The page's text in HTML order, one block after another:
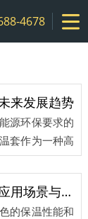
4678
来发展趋势
源环保要求的
套作为一种高
阔的发展前景
板式换热器软保温套的应用场景与效果
的保温性能和